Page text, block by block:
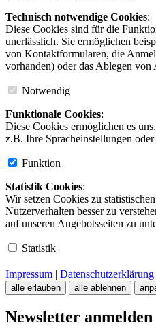
Technisch notwendige Cookies:
Diese Cookies sind für die
unerlässlich. Sie ermöglichen
von Kontaktformularen, die
vorhanden) oder das Ablegen
Notwendig
Funktionale Cookies:
Diese Cookies ermöglichen es
z.B. Ihre Spracheinstellungen
Funktion
Statistik Cookies:
Wir setzen Cookies zu
Nutzerverhalten besser zu
auf unseren Angebotsseiten zu
Statistik
Impressum | Datenschutzerklärung
alle erlauben alle ablehnen
Newsletter anmelden